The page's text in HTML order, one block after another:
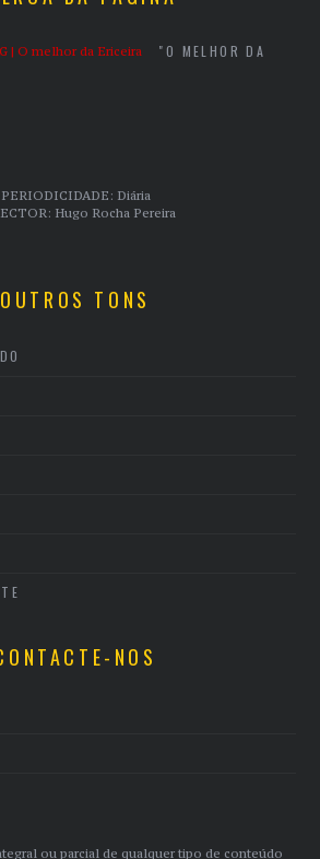
"O MELHOR DA
PERIODICIDADE: Diária
Hugo Rocha Pereira
OUTROS TONS
NOS
ou parcial de qualquer tipo de conteúdo